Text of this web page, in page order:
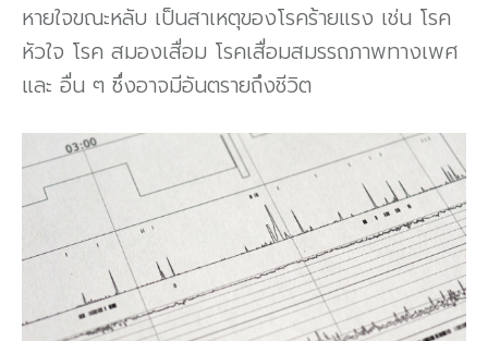
หายใจขณะหลับ เป็นสาเหตุของโรคร้ายแรง เช่น โรค
หัวใจ โรค สมองเสื่อม โรคเสื่อมสมรรถภาพทางเพศ
และ อื่น ๆ ซึ่งอาจมีอันตรายถึงชีวิต